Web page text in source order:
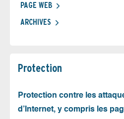
PAGE WEB
ARCHIVES
Protection
Protection contre les
d’Internet, y compris les